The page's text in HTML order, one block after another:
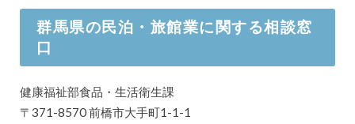
群馬県の民泊・旅館業に関する相談窓
口
健康福祉部食品・生活衛生課
〒371-8570 前橋市大手町1-1-1